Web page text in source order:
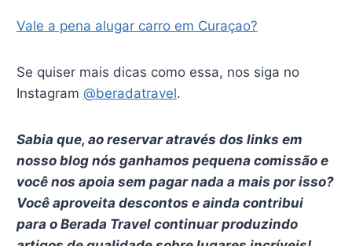
Vale a pena alugar carro em Curaçao?
Se quiser mais dicas como essa, nos siga no
Instagram @beradatravel.
Sabia que, ao reservar através dos links em
nosso blog nós ganhamos pequena comissão e
você nos apoia sem pagar nada a mais por isso?
Você aproveita descontos e ainda contribui
para o Berada Travel continuar produzindo